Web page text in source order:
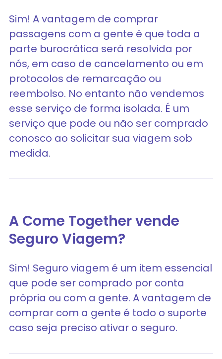
Sim! A vantagem de comprar
passagens com a gente é que toda a
parte burocrática será resolvida por
nós, em caso de cancelamento ou em
protocolos de remarcação ou
reembolso. No entanto não vendemos
esse serviço de forma isolada. É um
serviço que pode ou não ser comprado
conosco ao solicitar sua viagem sob
medida.
A Come Together vende
Seguro Viagem?
Sim! Seguro viagem é um item essencial
que pode ser comprado por conta
própria ou com a gente. A vantagem de
comprar com a gente é todo o suporte
caso seja preciso ativar o seguro.